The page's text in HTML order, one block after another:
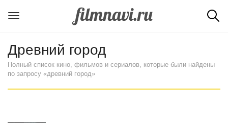
Древний город
Полный список кино, фильмов и сериалов, которые были найдены
по запросу «древний город»